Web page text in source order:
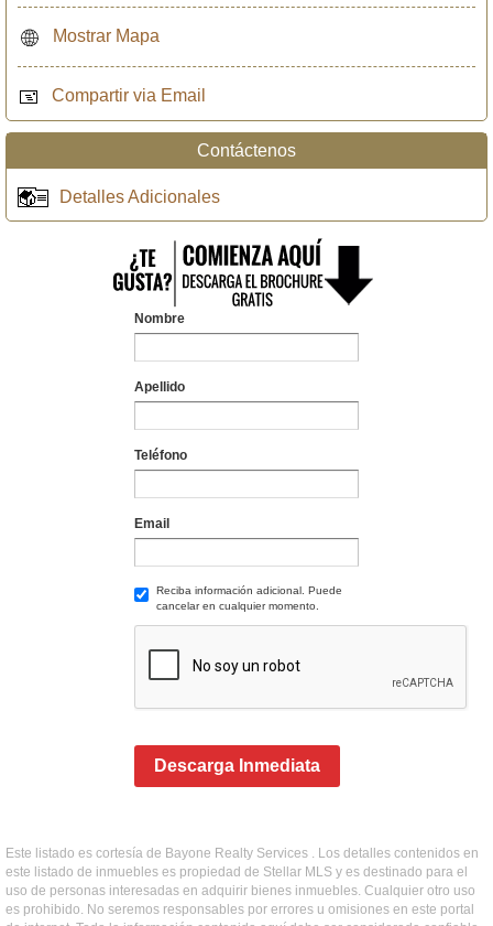
Mostrar Mapa
Compartir via Email
Contáctenos
Detalles Adicionales
Nombre
Apellido
Teléfono
Email
Reciba información adicional. Puede
cancelar en cualquier momento.
Descarga Inmediata
Este listado es cortesía de Bayone Realty Services . Los detalles contenidos en
este listado de inmuebles es propiedad de Stellar MLS y es destinado para el
uso de personas interesadas en adquirir bienes inmuebles. Cualquier otro uso
es prohibido. No seremos responsables por errores u omisiones en este portal